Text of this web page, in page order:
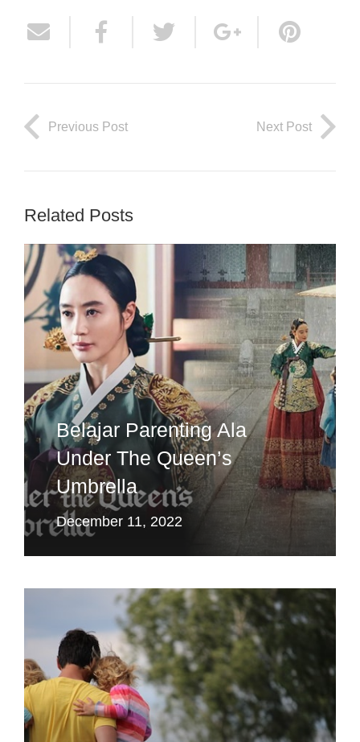
Previous Post Next Post
Related Posts
Belajar Parenting Ala
Under The Queen’s
Umbrella
December 11, 2022